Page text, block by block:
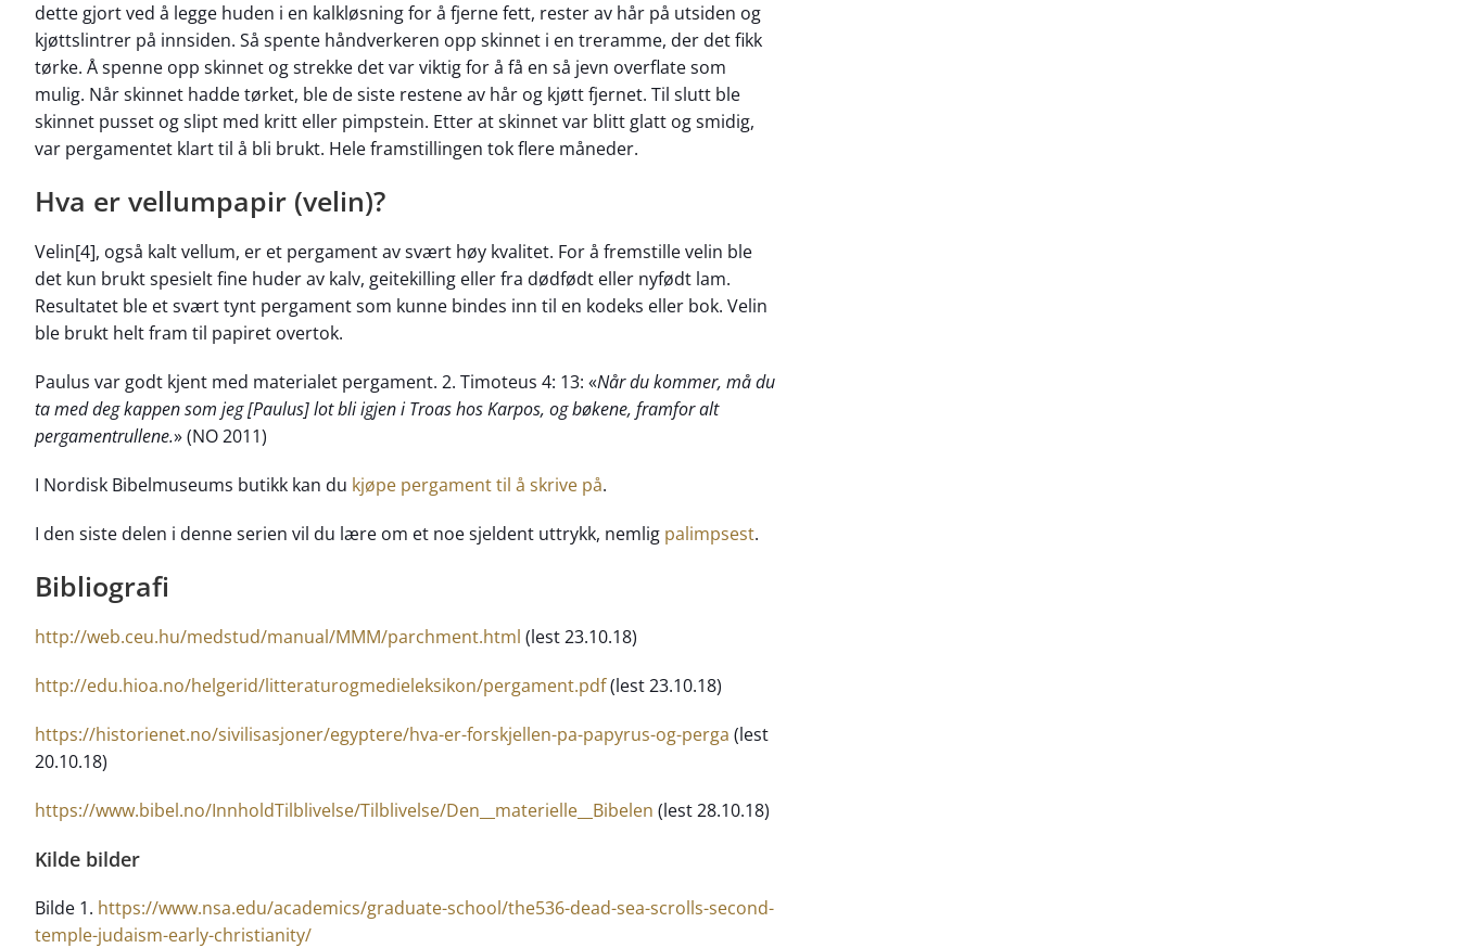
dette gjort ved å legge huden i en kalkløsning for å fjerne fett, rester av hår på utsiden og
kjøttslintrer på innsiden. Så spente håndverkeren opp skinnet i en treramme, der det fikk
tørke. Å spenne opp skinnet og strekke det var viktig for å få en så jevn overflate som
mulig. Når skinnet hadde tørket, ble de siste restene av hår og kjøtt fjernet. Til slutt ble
skinnet pusset og slipt med kritt eller pimpstein. Etter at skinnet var blitt glatt og smidig,
var pergamentet klart til å bli brukt. Hele framstillingen tok flere måneder.
Hva er vellumpapir (velin)?
Velin[4], også kalt vellum, er et pergament av svært høy kvalitet. For å fremstille velin ble
det kun brukt spesielt fine huder av kalv, geitekilling eller fra dødfødt eller nyfødt lam.
Resultatet ble et svært tynt pergament som kunne bindes inn til en kodeks eller bok. Velin
ble brukt helt fram til papiret overtok.
Paulus var godt kjent med materialet pergament. 2. Timoteus 4: 13: «Når du kommer, må du
ta med deg kappen som jeg [Paulus] lot bli igjen i Troas hos Karpos, og bøkene, framfor alt
pergamentrullene.» (NO 2011)
I Nordisk Bibelmuseums butikk kan du kjøpe pergament til å skrive på.
I den siste delen i denne serien vil du lære om et noe sjeldent uttrykk, nemlig palimpsest.
Bibliografi
http://web.ceu.hu/medstud/manual/MMM/parchment.html (lest 23.10.18)
http://edu.hioa.no/helgerid/litteraturogmedieleksikon/pergament.pdf(lest 23.10.18)
https://historienet.no/sivilisasjoner/egyptere/hva-er-forskjellen-pa-papyrus-og-perga (lest
20.10.18)
https://www.bibel.no/InnholdTilblivelse/Tilblivelse/Den__materielle__Bibelen (lest 28.10.18)
Kilde bilder
Bilde 1. https://www.nsa.edu/academics/graduate-school/the536-dead-sea-scrolls-second-
temple-judaism-early-christianity/